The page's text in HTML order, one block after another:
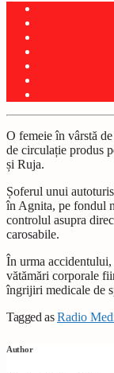
O femeie în vârstă
de circulație produs
și Ruja.
Șoferul unui
în Agnita, pe fondul
controlul asupra
carosabile.
În urma
vătămări corporale
îngrijiri medicale de
Tagged asRadio
Author